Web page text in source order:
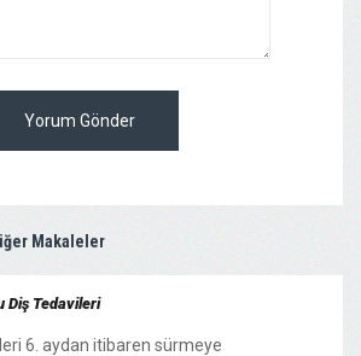
Yorum Gönder
Makaleler
Diş Tedavileri
6. aydan itibaren sürmeye